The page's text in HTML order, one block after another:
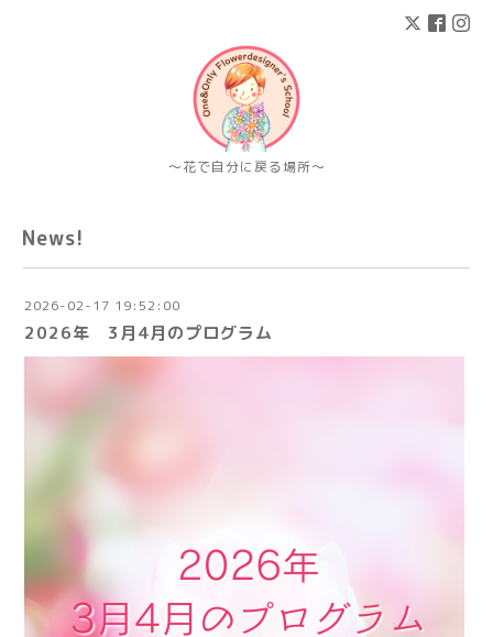
〜花で自分に戻る場所〜
News!
2026-02-17 19:52:00
2026年 3月4月のプログラム